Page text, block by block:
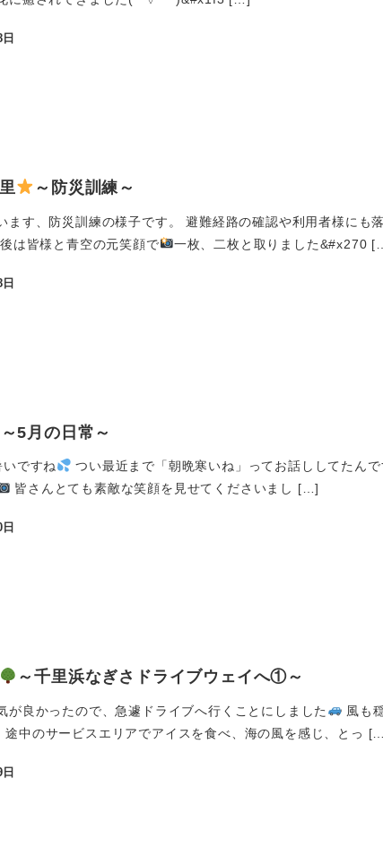
～防災訓練～
ます、防災訓練の様子です。 避難経路の確認や利用者様に
は皆様と青空の元笑顔で
一枚、二枚と取りました&#x270
～5月の日常～
ですね
つい最近まで「朝晩寒いね」ってお話ししてたん
皆さんとても素敵な笑顔を見せてくださいまし […]
～千里浜なぎさドライブウェイへ①～
が良かったので、急遽ドライブへ行くことにしました
風も
途中のサービスエリアでアイスを食べ、海の風を感じ、とっ